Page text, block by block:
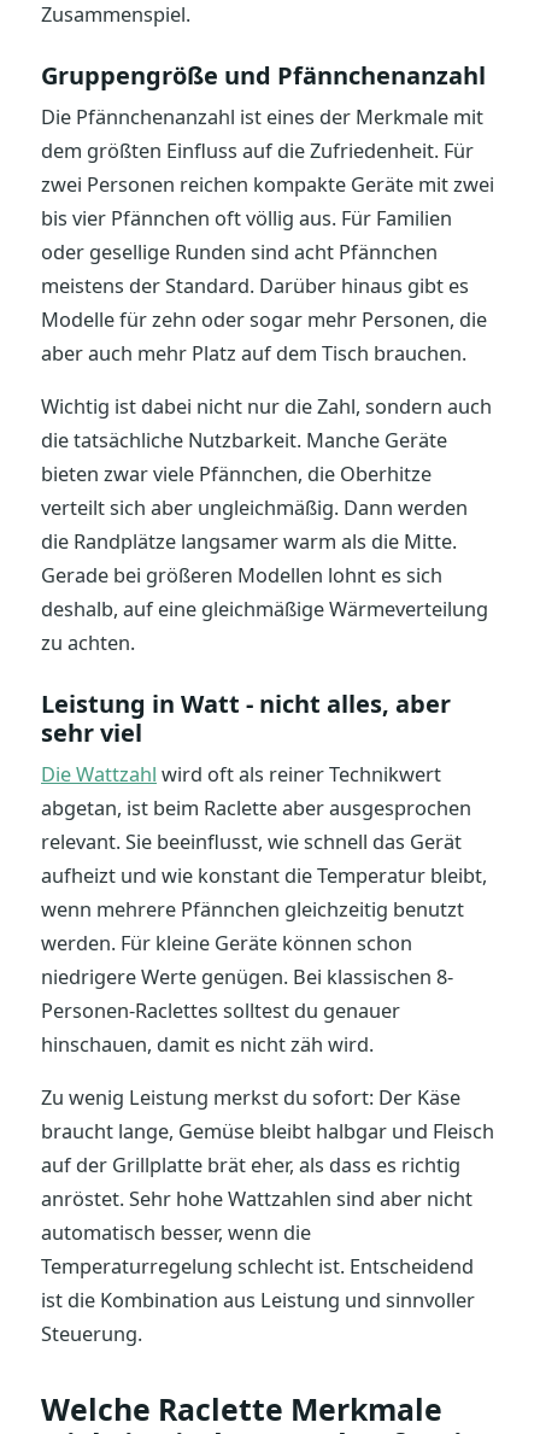
Zusammenspiel.
Gruppengröße und Pfännchenanzahl
Die Pfännchenanzahl ist eines der Merkmale mit
dem größten Einfluss auf die Zufriedenheit. Für
zwei Personen reichen kompakte Geräte mit zwei
bis vier Pfännchen oft völlig aus. Für Familien
oder gesellige Runden sind acht Pfännchen
meistens der Standard. Darüber hinaus gibt es
Modelle für zehn oder sogar mehr Personen, die
aber auch mehr Platz auf dem Tisch brauchen.
Wichtig ist dabei nicht nur die Zahl, sondern auch
die tatsächliche Nutzbarkeit. Manche Geräte
bieten zwar viele Pfännchen, die Oberhitze
verteilt sich aber ungleichmäßig. Dann werden
die Randplätze langsamer warm als die Mitte.
Gerade bei größeren Modellen lohnt es sich
deshalb, auf eine gleichmäßige Wärmeverteilung
zu achten.
Leistung in Watt - nicht alles, aber
sehr viel
Die Wattzahl wird oft als reiner Technikwert
abgetan, ist beim Raclette aber ausgesprochen
relevant. Sie beeinflusst, wie schnell das Gerät
aufheizt und wie konstant die Temperatur bleibt,
wenn mehrere Pfännchen gleichzeitig benutzt
werden. Für kleine Geräte können schon
niedrigere Werte genügen. Bei klassischen 8-
Personen-Raclettes solltest du genauer
hinschauen, damit es nicht zäh wird.
Zu wenig Leistung merkst du sofort: Der Käse
braucht lange, Gemüse bleibt halbgar und Fleisch
auf der Grillplatte brät eher, als dass es richtig
anröstet. Sehr hohe Wattzahlen sind aber nicht
automatisch besser, wenn die
Temperaturregelung schlecht ist. Entscheidend
ist die Kombination aus Leistung und sinnvoller
Steuerung.
Welche Raclette Merkmale